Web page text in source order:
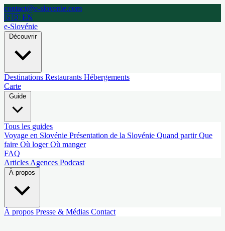
contact@e-slovenie.com
🇬🇧 EN
e-Slovénie
Découvrir
Destinations Restaurants Hébergements
Carte
Tous les guides
Voyage en Slovénie Présentation de la Slovénie Quand partirQue
faire Où logerOù manger
FAQ
Articles Agences Podcast
À propos Presse & Médias Contact